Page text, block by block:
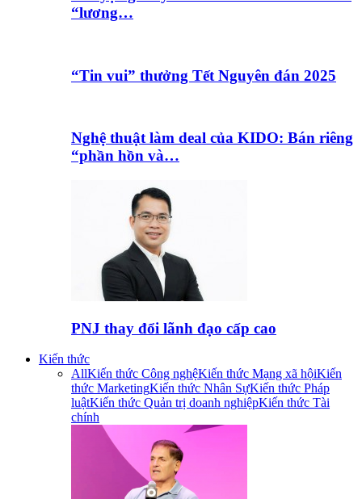
“lương…
“Tin vui” thưởng Tết Nguyên đán 2025
Nghệ thuật làm deal của KIDO: Bán riêng
“phần hồn và…
PNJ thay đổi lãnh đạo cấp cao
Kiến thức
AllKiến thức Công nghệKiến thức Mạng xã hộiKiến
thức MarketingKiến thức Nhân SựKiến thức Pháp
luậtKiến thức Quản trị doanh nghiệpKiến thức Tài
chính